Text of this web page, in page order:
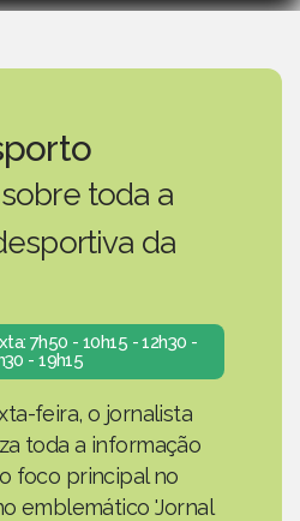
toda a
da
7h50 - 10h15 - 12h30 -
- 19h15
feira, o jornalista
toda a informação
foco principal no
emblemático 'Jornal